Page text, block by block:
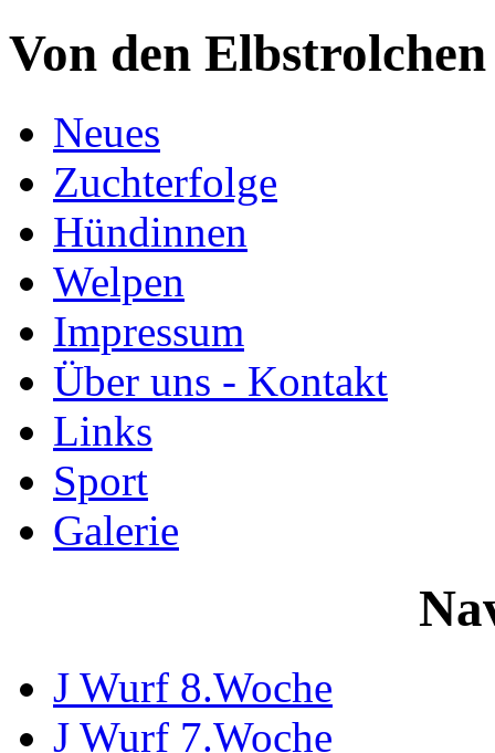
Von den Elbstrolchen
Neues
Zuchterfolge
Hündinnen
Welpen
Impressum
Über uns - Kontakt
Links
Sport
Galerie
J Wurf 8.Woche
J Wurf 7.Woche